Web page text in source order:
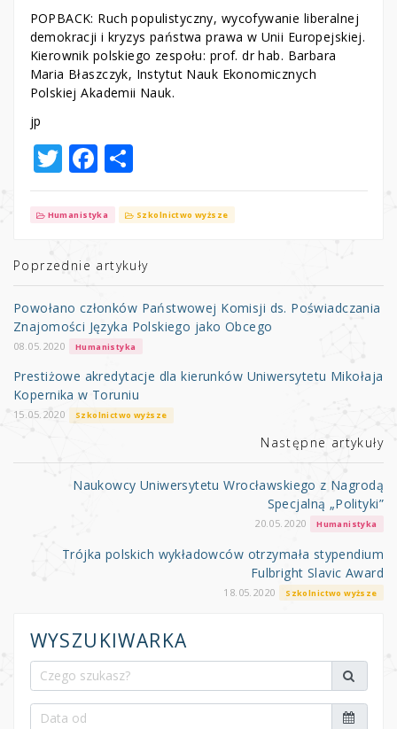
POPBACK: Ruch populistyczny, wycofywanie liberalnej
demokracji i kryzys państwa prawa w Unii Europejskiej.
Kierownik polskiego zespołu: prof. dr hab. Barbara
Maria Błaszczyk, Instytut Nauk Ekonomicznych
Polskiej Akademii Nauk.
jp
T
w
it
r
F
a
c
b
o
o
k
S
h
ar
Humanistyka Szkolnictwo wyższe
Poprzednie artykuły
Powołano członków Państwowej Komisji ds. Poświadczania
Znajomości Języka Polskiego jako Obcego
08.05.2020 Humanistyka
Prestiżowe akredytacje dla kierunków Uniwersytetu Mikołaja
Kopernika w Toruniu
15.05.2020 Szkolnictwo wyższe
Następne artykuły
Naukowcy Uniwersytetu Wrocławskiego z Nagrodą
Specjalną „Polityki”
20.05.2020 Humanistyka
Trójka polskich wykładowców otrzymała stypendium
Fulbright Slavic Award
18.05.2020 Szkolnictwo wyższe
WYSZUKIWARKA